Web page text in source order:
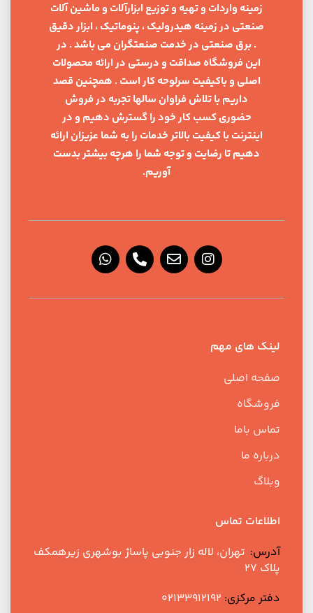
زمینه واردات و تهیه و توزیع ابزارآلات و ماشین آلات
صنعتی در زمینه هیدرولیک ، پنوماتیک ، ابزار دقیق
. برق صنعتی در خدمت صنعتگران می باشد . در
این فروشگاه صداقت و درستی در ارائه محصولات
اصلی و باکیفیت سرلوحه کار است . همچنین قصد
داریم با تلاش فراوان سالها تجربه در فروش
حضوری کسب کار خود را گسترش دهیم و در
اینترنت با کیفیت بالاتر خدمات را به شما عزیزان ارائه
دهیم تا رضایت و توجه شما را هرچه بیشتر بدست
آوریم.
لینک های مهم
صفحه اصلی
فروشگاه
تماس باما
درباره ما
وبلاگ
اطلاعات تماس
آدرس: تهران، لاله زار جنوبی پاساژ بوشهری زیرهمکف
پلاک ۲۷
دفتر مرکزی: